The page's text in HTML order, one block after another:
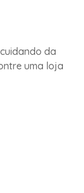
da
uma loja